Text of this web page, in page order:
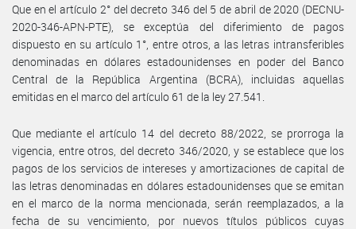
Que en el artículo 2° del decreto 346 del 5 de abril de 2020 (DECNU-
2020-346-APN-PTE), se exceptúa del diferimiento de pagos
dispuesto en su artículo 1°, entre otros, a las letras intransferibles
denominadas en dólares estadounidenses en poder del Banco
Central de la República Argentina (BCRA), incluidas aquellas
emitidas en el marco del artículo 61 de la ley 27.541.
Que mediante el artículo 14 del decreto 88/2022, se prorroga la
vigencia, entre otros, del decreto 346/2020, y se establece que los
pagos de los servicios de intereses y amortizaciones de capital de
las letras denominadas en dólares estadounidenses que se emitan
en el marco de la norma mencionada, serán reemplazados, a la
fecha de su vencimiento, por nuevos títulos públicos cuyas